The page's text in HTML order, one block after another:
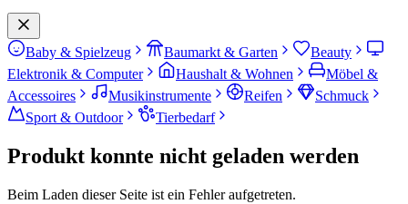
Baby & Spielzeug Baumarkt & Garten
Beauty
Elektronik & Computer
Haushalt & Wohnen
Möbel &
Accessoires
Musikinstrumente Reifen
Schmuck
Sport & Outdoor
Tierbedarf
Produkt konnte nicht geladen werden
Beim Laden dieser Seite ist ein Fehler aufgetreten.